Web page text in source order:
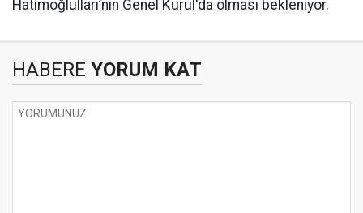
Hatimoğlulları’nın Genel Kurul'da olması bekleniyor.
HABERE YORUM KAT